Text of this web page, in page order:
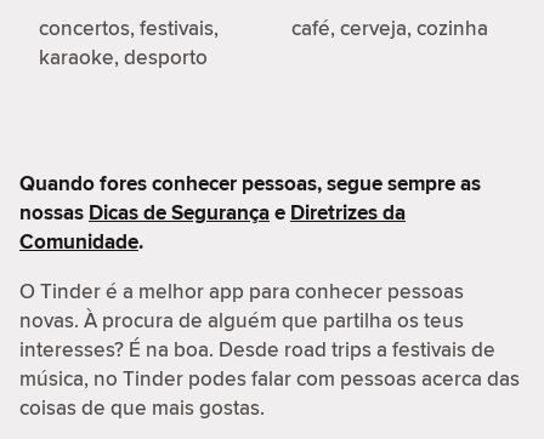
concertos, festivais,
karaoke, desporto
café, cerveja, cozinha
Quando fores conhecer pessoas, segue sempre as
nossas Dicas de Segurançae Diretrizes da
Comunidade.
O Tinder é a melhor app para conhecer pessoas
novas. À procura de alguém que partilha os teus
interesses? É na boa. Desde road trips a festivais de
música, no Tinder podes falar com pessoas acerca das
coisas de que mais gostas.